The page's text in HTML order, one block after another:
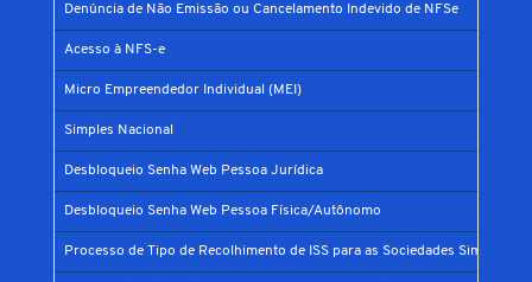
Denúncia de Não Emissão ou Cancelamento Indevido de NFSe
Acesso à NFS-e
Micro Empreendedor Individual (MEI)
Simples Nacional
Desbloqueio Senha Web Pessoa Jurídica
Desbloqueio Senha Web Pessoa Física/Autônomo
Processo de Tipo de Recolhimento de ISS para as Sociedades Simples